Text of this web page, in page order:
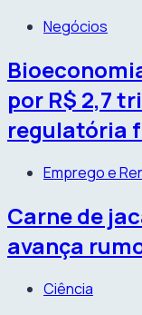
Negócios
por R$ 2,7
regulatória
Emprego e
Carne de
avança
Ciência